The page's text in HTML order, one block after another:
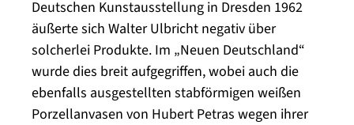
Deutschen Kunstausstellung in Dresden 1962
äußerte sich Walter Ulbricht negativ über
solcherlei Produkte. Im „Neuen Deutschland“
wurde dies breit aufgegriffen, wobei auch die
ebenfalls ausgestellten stabförmigen weißen
Porzellanvasen von Hubert Petras wegen ihrer